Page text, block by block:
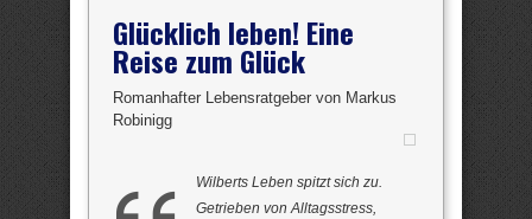
Glücklich leben! Eine
Reise zum Glück
Romanhafter Lebensratgeber von Markus
Robinigg
Wilberts Leben spitzt sich zu.
Getrieben von Alltagsstress,